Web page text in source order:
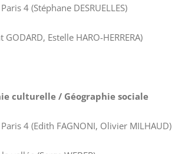
4 (Stéphane DESRUELLES)
Estelle HARO-HERRERA)
culturelle / Géographie sociale
4 (Edith FAGNONI, Olivier MILHAUD)